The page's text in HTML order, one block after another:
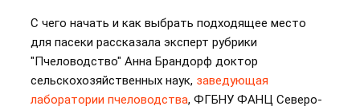
С чего начать и как выбрать подходящее место
для пасеки рассказала эксперт рубрики
"Пчеловодство" Анна Брандорф доктор
сельскохозяйственных наук, заведующая
лаборатории пчеловодства, ФГБНУ ФАНЦ Северо-